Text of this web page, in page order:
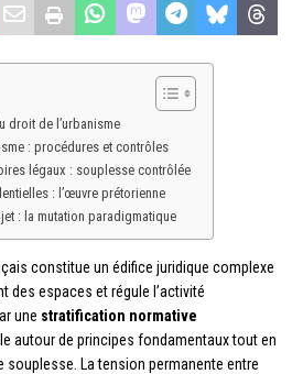
droit de l’urbanisme
: procédures et contrôles
légaux : souplesse contrôlée
: l’œuvre prétorienne
: la mutation paradigmatique
constitue un édifice juridique complexe
des espaces et régule l’activité
une stratification normative
autour de principes fondamentaux tout en
souplesse. La tension permanente entre